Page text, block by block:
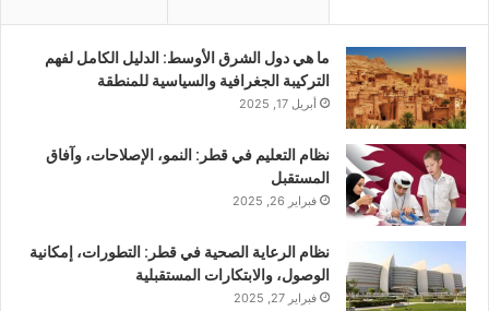
ما هي دول الشرق الأوسط: الدليل الكامل لفهم
التركيبة الجغرافية والسياسية للمنطقة
أبريل 17, 2025
نظام التعليم في قطر: النمو، الإصلاحات، وآفاق
المستقبل
فبراير 26, 2025
نظام الرعاية الصحية في قطر: التطورات، إمكانية
الوصول، والابتكارات المستقبلية
فبراير 27, 2025